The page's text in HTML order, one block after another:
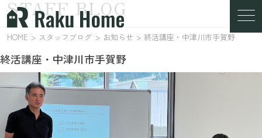
スタッフブログ
STAFF BLOG
HOME スタッフブログ お知らせ 終活講座・中津川市手賀野
終活講座・中津川市手賀野